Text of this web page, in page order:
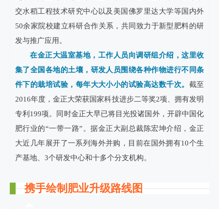
交水稻工程技术研究中心以及美国佛罗里达大学等国内外
50余家院校建立科研合作关系，共同致力于新型肥料的研
发与推广应用。
在金正大温室基地，工作人员向调研组介绍，这里收
集了全国各地的土壤，研发人员围绕各种作物进行不同条
件下的栽培试验，每年大大小小的试验高达数千次。 截至
2016年度，金正大荣获国家科技进步二等奖2项、拥有发明
专利199项。 同时金正大早已将目光投诸国外，开辟中国化
肥行业的“一带一路”。据金正大副总裁陈宏坤介绍，金正
大近几年展开了一系列海外并购，目前在国外拥有10个生
产基地、3个研发中心和十多个分支机构。
携手绘制肥业升级路线图